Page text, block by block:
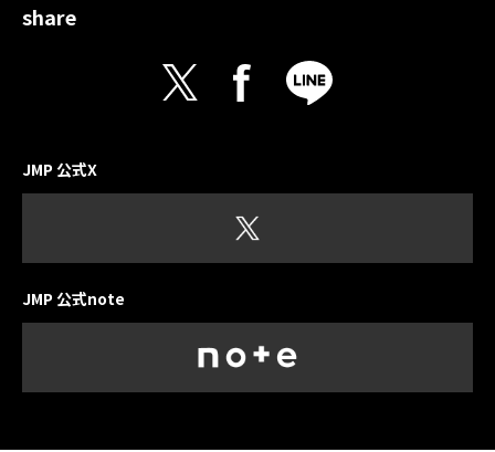
share
JMP 公式X
JMP 公式note